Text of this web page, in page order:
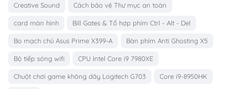
Creative Sound Cách bảo vệ Thư mục an toàn
card màn hình Bill Gates & Tổ hợp phím Ctrl - Alt - Del
Bo mạch chủ Asus Prime X399-A Bàn phím Anti Ghosting X5
Bộ tiếp sóng wifi CPU Intel Core i9 7980XE
Chuột chơi game không dây Logitech G703 Core i9-8950HK